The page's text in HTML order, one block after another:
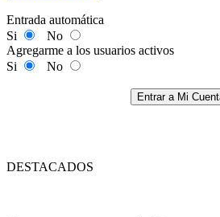
Entrada automática
Si
No
Agregarme a los usuarios activos
Si
No
Entrar a Mi
DESTACADOS